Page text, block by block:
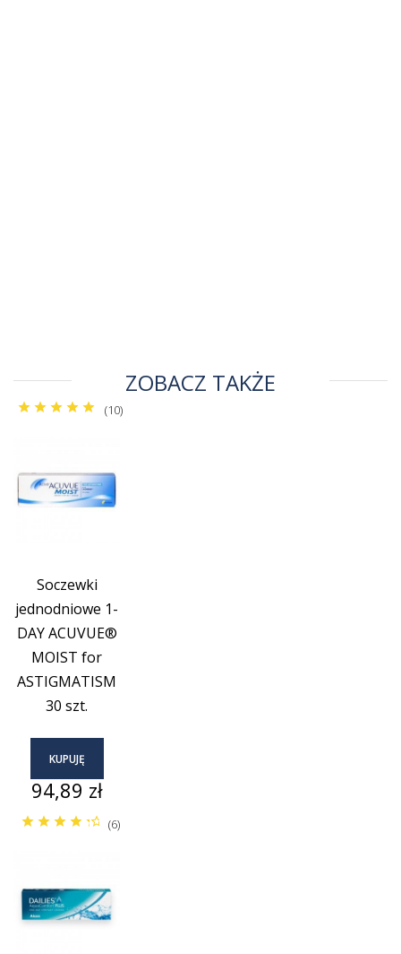
ZOBACZ TAKŻE
(10)
Soczewki
jednodniowe 1-
DAY ACUVUE®
MOIST for
ASTIGMATISM
30 szt.
KUPUJĘ
Cena
94,89 zł
(6)